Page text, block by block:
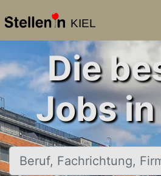
KIEL
Die
Jobs
Beruf, Fachrichtung, Firma